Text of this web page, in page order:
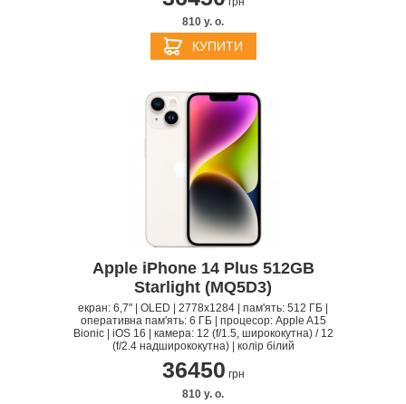
810 y. о.
КУПИТИ
Apple iPhone 14 Plus 512GB
Starlight (MQ5D3)
екран: 6,7" | OLED | 2778x1284 | пам'ять: 512 ГБ |
оперативна пам'ять: 6 ГБ | процесор: Apple A15
Bionic | iOS 16 | камера: 12 (f/1.5, ширококутна) / 12
(f/2.4 надширококутна) | колір білий
36450 грн
810 y. о.